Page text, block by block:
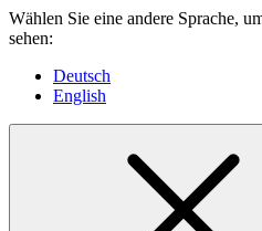
Wählen Sie eine andere Sprache,
sehen:
Deutsch
English